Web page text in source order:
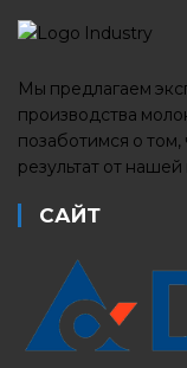
Мы предлагаем
производства
позаботимся о
результат от
САЙТ